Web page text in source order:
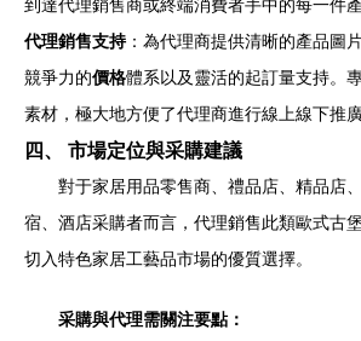
到達代理銷售商或終端消費者手中的每一件
代理銷售支持：為代理商提供清晰的產品圖
競爭力的價格體系以及靈活的起訂量支持。
素材，極大地方便了代理商進行線上線下推廣
四、 市場定位與采購建議
對于家居用品零售商、禮品店、精品店
宿、酒店采購者而言，代理銷售此類歐式古
切入特色家居工藝品市場的優質選擇。
采購與代理需關注要點：